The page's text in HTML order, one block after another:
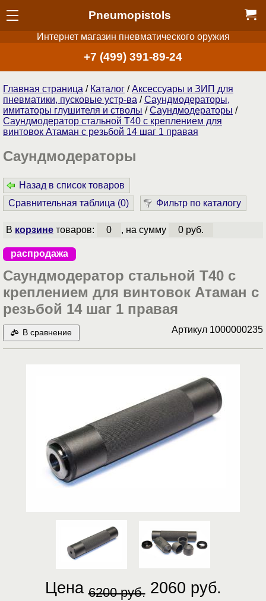
Pneumopistols
Интернет магазин пневматического оружия
+7 (499) 391-89-24
Главная страница / Каталог /Аксессуары и ЗИП для
пневматики, пусковые устр-ва /Саундмодераторы,
имитаторы глушителя и стволы /Саундмодераторы /
Саундмодератор стальной Т40 с креплением для
винтовок Атаман с резьбой 14 шаг 1 правая
Саундмодераторы
Назад в список товаров
Сравнительная таблица (0) Фильтр по каталогу
В корзинетоваров: 0 , на сумму 0 руб.
распродажа
Саундмодератор стальной Т40 с
креплением для винтовок Атаман с
резьбой 14 шаг 1 правая
В сравнение Артикул 1000000235
Цена 6200 руб. 2060 руб.